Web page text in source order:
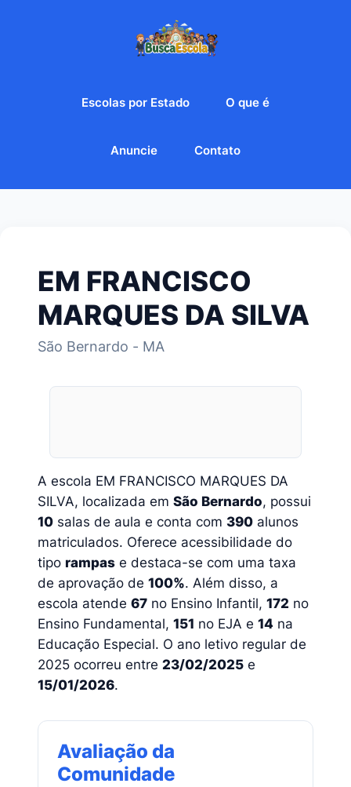
Escolas por Estado O que é
Anuncie Contato
EM FRANCISCO
MARQUES DA SILVA
São Bernardo - MA
A escola EM FRANCISCO MARQUES DA
SILVA, localizada em São Bernardo, possui
10 salas de aula e conta com 390 alunos
matriculados. Oferece acessibilidade do
tipo rampas e destaca-se com uma taxa
de aprovação de 100%. Além disso, a
escola atende 67 no Ensino Infantil, 172 no
Ensino Fundamental, 151 no EJA e 14 na
Educação Especial. O ano letivo regular de
2025 ocorreu entre 23/02/2025 e
15/01/2026.
Avaliação da
Comunidade